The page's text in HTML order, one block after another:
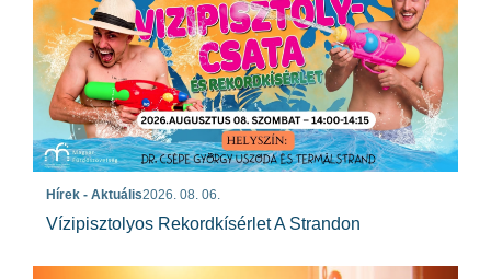
Hírek - Aktuális2026. 08. 06.
Vízipisztolyos Rekordkísérlet A Strandon